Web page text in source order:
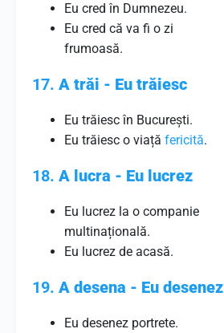
Eu cred în Dumnezeu.
Eu cred că va fi o zi
frumoasă.
17. A trăi - Eu trăiesc
Eu trăiesc în București.
Eu trăiesc o viață fericită.
18. A lucra - Eu lucrez
Eu lucrez la o companie
multinațională.
Eu lucrez de acasă.
19. A desena - Eu desenez
Eu desenez portrete.